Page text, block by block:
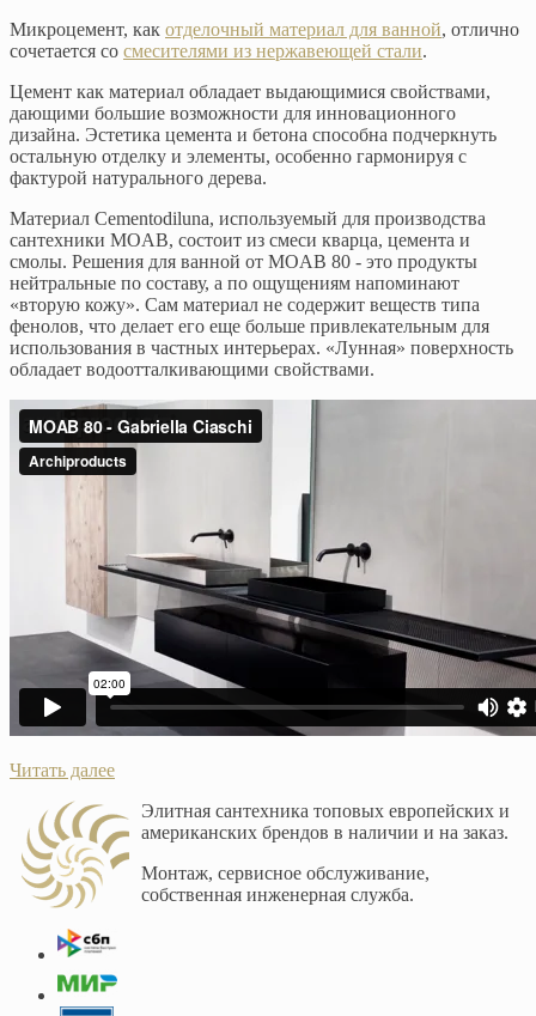
Микроцемент, как отделочный материал для ванной, отлично
сочетается со смесителями из нержавеющей стали.
Цемент как материал обладает выдающимися свойствами,
дающими большие возможности для инновационного
дизайна. Эстетика цемента и бетона способна подчеркнуть
остальную отделку и элементы, особенно гармонируя с
фактурой натурального дерева.
Материал Cementodiluna, используемый для производства
сантехники MOAB, состоит из смеси кварца, цемента и
смолы. Решения для ванной от MOAB 80 - это продукты
нейтральные по составу, а по ощущениям напоминают
«вторую кожу». Сам материал не содержит веществ типа
фенолов, что делает его еще больше привлекательным для
использования в частных интерьерах. «Лунная» поверхность
обладает водоотталкивающими свойствами.
Читать далее
Элитная сантехника топовых европейских и
американских брендов в наличии и на заказ.
Монтаж, сервисное обслуживание,
собственная инженерная служба.